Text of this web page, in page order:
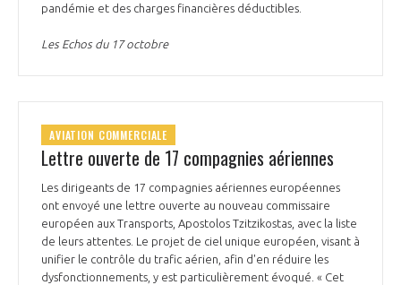
pandémie et des charges financières déductibles.
Les Echos du 17 octobre
AVIATION COMMERCIALE
Lettre ouverte de 17 compagnies aériennes
Les dirigeants de 17 compagnies aériennes européennes
ont envoyé une lettre ouverte au nouveau commissaire
européen aux Transports, Apostolos Tzitzikostas, avec la liste
de leurs attentes. Le projet de ciel unique européen, visant à
unifier le contrôle du trafic aérien, afin d'en réduire les
dysfonctionnements, y est particulièrement évoqué. « Cet